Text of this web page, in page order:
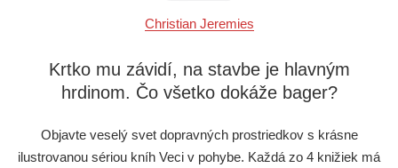
Christian Jeremies
Krtko mu závidí, na stavbe je hlavným
hrdinom. Čo všetko dokáže bager?
Objavte veselý svet dopravných prostriedkov s krásne
ilustrovanou sériou kníh Veci v pohybe. Každá zo 4 knižiek má